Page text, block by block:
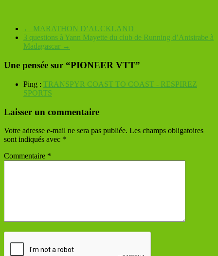
← MARATHON D’AUCKLAND
3 questions à Yann Mayette du club de Running d’Antsirabe à
Madagascar →
Une pensée sur “PIONEER VTT”
Ping : TRANSPYR COAST TO COAST - RESPIREZ
SPORTS
Laisser un commentaire
Votre adresse e-mail ne sera pas publiée. Les champs obligatoires
sont indiqués avec *
Commentaire *